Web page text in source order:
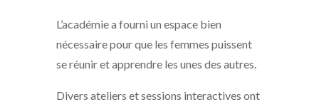
L’académie a fourni un espace bien
nécessaire pour que les femmes puissent
se réunir et apprendre les unes des autres.
Divers ateliers et sessions interactives ont